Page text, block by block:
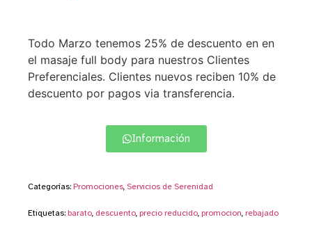
Todo Marzo tenemos 25% de descuento en en
el masaje full body para nuestros Clientes
Preferenciales. Clientes nuevos reciben 10% de
descuento por pagos via transferencia.
Información
Categorías: Promociones, Servicios de Serenidad
Etiquetas: barato, descuento, precio reducido, promocion, rebajado